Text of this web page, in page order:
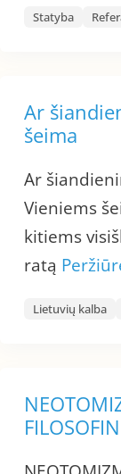
Statyba
Ar
šeima
Ar
Vieniems
kitiems
ratą
Lietuvių kalba